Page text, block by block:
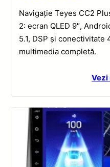
Navigație Teyes CC2
2: ecran QLED 9″,
5.1, DSP și
multimedia completă.
Vezi